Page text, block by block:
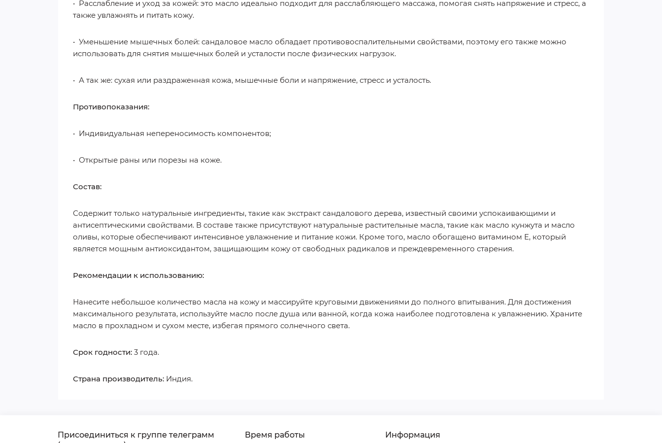
• Расслабление и уход за кожей: это масло идеально подходит для расслабляющего массажа, помогая снять напряжение и стресс, а
также увлажнять и питать кожу.
• Уменьшение мышечных болей: сандаловое масло обладает противовоспалительными свойствами, поэтому его также можно
использовать для снятия мышечных болей и усталости после физических нагрузок.
• А так же: сухая или раздраженная кожа, мышечные боли и напряжение, стресс и усталость.
Противопоказания:
• Индивидуальная непереносимость компонентов;
• Открытые раны или порезы на коже.
Состав:
Содержит только натуральные ингредиенты, такие как экстракт сандалового дерева, известный своими успокаивающими и
антисептическими свойствами. В составе также присутствуют натуральные растительные масла, такие как масло кунжута и масло
оливы, которые обеспечивают интенсивное увлажнение и питание кожи. Кроме того, масло обогащено витамином Е, который
является мощным антиоксидантом, защищающим кожу от свободных радикалов и преждевременного старения.
Рекомендации к использованию:
Нанесите небольшое количество масла на кожу и массируйте круговыми движениями до полного впитывания. Для достижения
максимального результата, используйте масло после душа или ванной, когда кожа наиболее подготовлена к увлажнению. Храните
масло в прохладном и сухом месте, избегая прямого солнечного света.
Срок годности: 3 года.
Страна производитель: Индия.
Присоединиться к группе телеграмм
Время работы Информация